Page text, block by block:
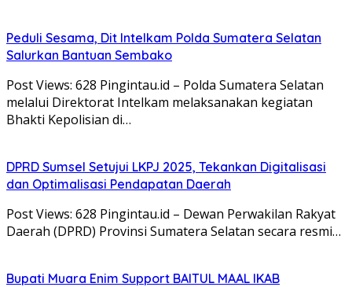
Peduli Sesama, Dit Intelkam Polda Sumatera Selatan
Salurkan Bantuan Sembako
Post Views: 628 Pingintau.id – Polda Sumatera Selatan
melalui Direktorat Intelkam melaksanakan kegiatan
Bhakti Kepolisian di…
DPRD Sumsel Setujui LKPJ 2025, Tekankan Digitalisasi
dan Optimalisasi Pendapatan Daerah
Post Views: 628 Pingintau.id – Dewan Perwakilan Rakyat
Daerah (DPRD) Provinsi Sumatera Selatan secara resmi…
Bupati Muara Enim Support BAITUL MAAL IKAB